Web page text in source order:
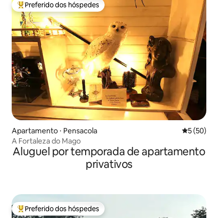
Entre os melhores preferidos dos hóspedes
Preferido dos hóspedes
Apartamento ⋅ Pensacola 5 de uma
5 (50)
A Fortaleza do Mago
Aluguel por temporada de apartamento
privativos
Entre os melhores preferidos dos hóspedes
Preferido dos hóspedes